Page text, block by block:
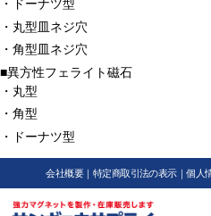
・ドーナツ型
・丸型皿ネジ穴
・角型皿ネジ穴
■異方性フェライト磁石
・丸型
・角型
・ドーナツ型
会社概要｜ 特定商取引法の表示｜個人